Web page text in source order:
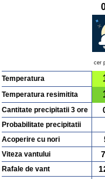
cer
Temperatura
Temperatura resimitita
Cantitate precipitatii 3 ore
Probabilitate precipitatii
Acoperire cu nori
Viteza vantului 7
Rafale de vant